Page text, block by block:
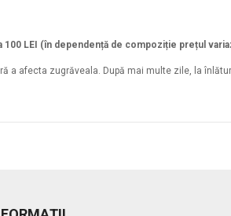
LEI (în dependență de compoziție prețul
a afecta zugrăveala. După mai multe zile, la